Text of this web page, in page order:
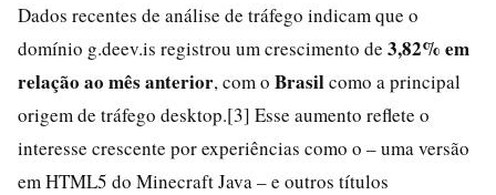
Dados recentes de análise de tráfego indicam que o
domínio g.deev.is registrou um crescimento de 3,82% em
relação ao mês anterior, com o Brasilcomo a principal
origem de tráfego desktop.[3] Esse aumento reflete o
interesse crescente por experiências como o – uma versão
em HTML5 do Minecraft Java – e outros títulos